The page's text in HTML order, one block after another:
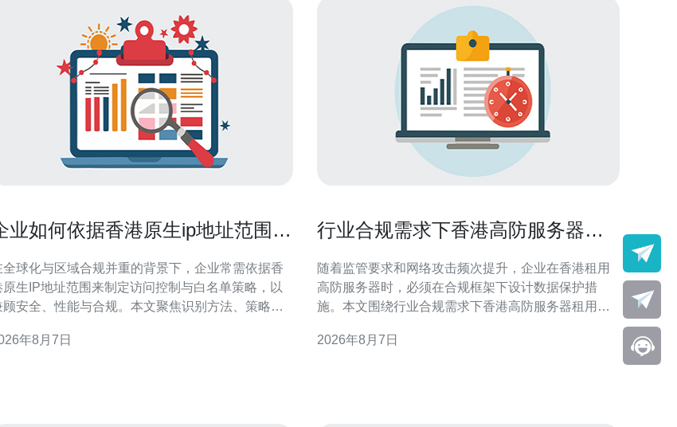
业如何依据香港原生ip地址范围做
全球化与区域合规并重的背景下，企业常需依据香
原生IP地址范围来制定访问控制与白名单策略，以
顾安全、性能与合规。本文聚焦识别方法、策略设
适合用于SEO与本地化安全部署参考。 为何需要
年8月7日
行业合规需求下香港高防服务器租
随着监管要求和网络攻击频次提升，企业在香港租用
高防服务器时，必须在合规框架下设计数据保护措
施。本文围绕行业合规需求下香港高防服务器租用的
流程给出实用方向，帮助机构在满足监管的同时提升
2026年8月7日